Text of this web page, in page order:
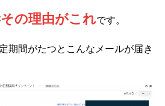
その理由がこれです。
期間がたつとこんなメールが届き